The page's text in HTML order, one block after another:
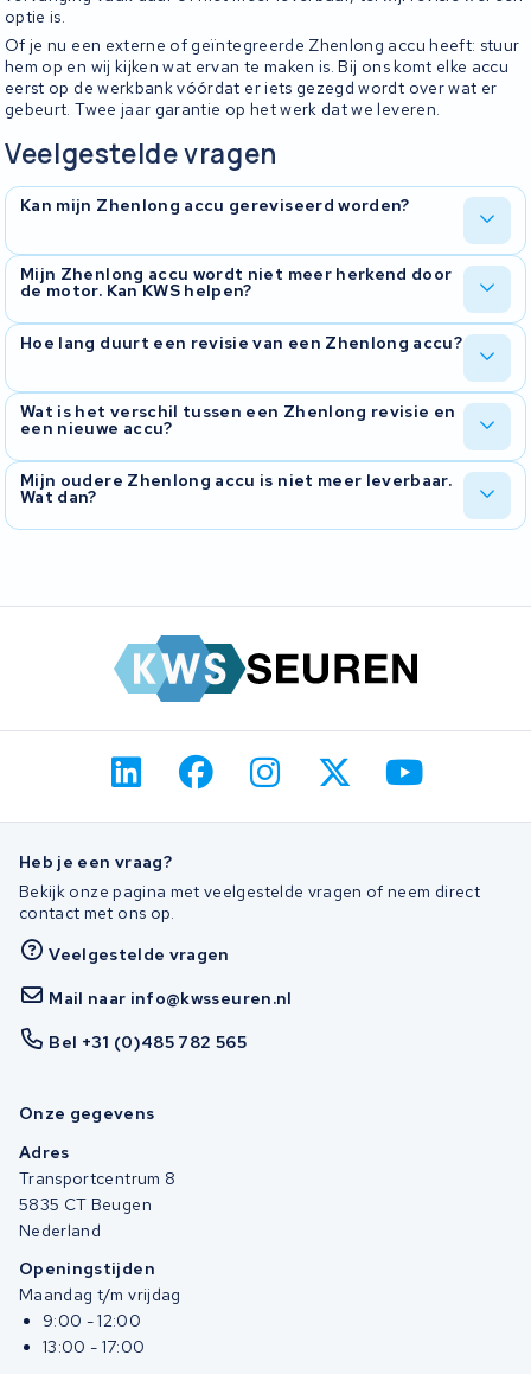
optie is.
Of je nu een externe of geïntegreerde Zhenlong accu heeft: stuur
hem op en wij kijken wat ervan te maken is. Bij ons komt elke accu
eerst op de werkbank vóórdat er iets gezegd wordt over wat er
gebeurt. Twee jaar garantie op het werk dat we leveren.
Veelgestelde vragen
Kan mijn Zhenlong accu gereviseerd worden?
Ja, Zhenlong-accu's reviseren we regelmatig. We onderzoeken
eerst wat er aan de hand is, vervangen waar nodig de cellen en
controleren het BMS. Je krijgt je accu terug met een testrapport
zodat je weet wat je krijgt.
Mijn Zhenlong accu wordt niet meer herkend door
de motor. Kan KWS helpen?
Dat probleem zien we vaak. Bij Zhenlong zit het regelmatig in het
bespreken met je wat de beste oplossing is.
Hoe lang duurt een revisie van een Zhenlong accu?
Doorgaans rond de tien werkdagen vanaf het moment dat we de
accu binnen hebben. We laten je weten zodra we de accu hebben
getest en weten wat eraan moet gebeuren.
Wat is het verschil tussen een Zhenlong revisie en
een nieuwe accu?
Bij een revisie houdt je dezelfde behuizing en hetzelfde BMS, en
krijgt je nieuwe cellen erin. Vaak een veel goedkopere oplossing
dan een complete nieuwe accu, en de oude cellen gaan niet
Mijn oudere Zhenlong accu is niet meer leverbaar.
Wat dan?
Heb je een vraag?
Bekijk onze pagina met veelgestelde vragen of neem direct
contact met ons op.
Veelgestelde vragen
Mail naar info@kwsseuren.nl
Bel +31 (0)485 782 565
Onze gegevens
Adres
Transportcentrum 8
5835 CT Beugen
Nederland
Openingstijden
Maandag t/m vrijdag
9:00 - 12:00
13:00 - 17:00